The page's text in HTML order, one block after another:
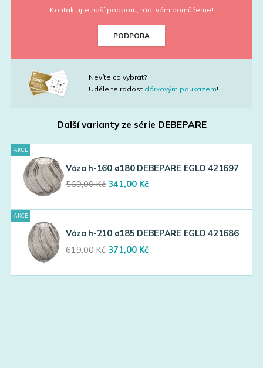
Kontaktujte naší podporu, rádi vám pomůžeme!
PODPORA
Nevíte co vybrat?
Udělejte radost dárkovým poukazem!
Další varianty ze série DEBEPARE
AKCE
Váza h-160 ø180 DEBEPARE EGLO 421697
569,00Kč Original
was:
341,00 KčCurrent
is:
AKCE
Váza h-210 ø185 DEBEPARE EGLO 421686
619,00Kč Original
was:
371,00 KčCurrent
is: